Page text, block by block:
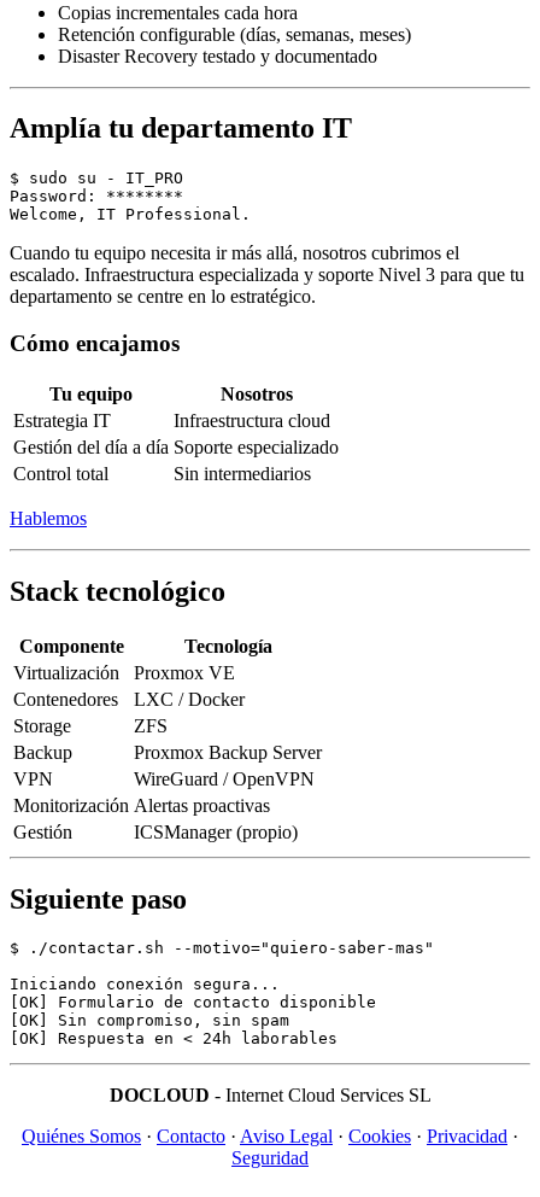
Copias incrementales cada hora
Retención configurable (días, semanas, meses)
Disaster Recovery testado y documentado
Amplía tu departamento IT
$ sudo su - IT_PRO
Password: ********
Cuando tu equipo necesita ir más allá, nosotros cubrimos el
escalado. Infraestructura especializada y soporte Nivel 3 para que tu
departamento se centre en lo estratégico.
Cómo encajamos
Tu equipo
Nosotros
Estrategia IT
Infraestructura cloud
Gestión del día a día Soporte especializado
Control total
Sin intermediarios
Hablemos
Stack tecnológico
Componente
Tecnología
Virtualización
Proxmox VE
Contenedores
LXC / Docker
Storage
ZFS
Backup
Proxmox Backup Server
VPN
WireGuard / OpenVPN
Monitorización Alertas proactivas
Gestión
ICSManager (propio)
Siguiente paso
$ ./contactar.sh --motivo="quiero-saber-mas"
Iniciando conexión segura...
[OK] Formulario de contacto disponible
[OK] Sin compromiso, sin spam
DOCLOUD - Internet Cloud Services SL
Quiénes Somos · Contacto · Aviso Legal · Cookies · Privacidad ·
Seguridad